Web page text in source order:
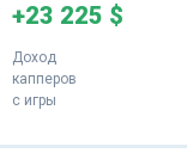
+23 225 $
Доход
капперов
с игры